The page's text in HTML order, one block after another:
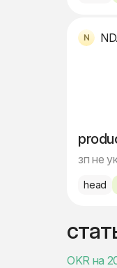
зп не
head
OKR на